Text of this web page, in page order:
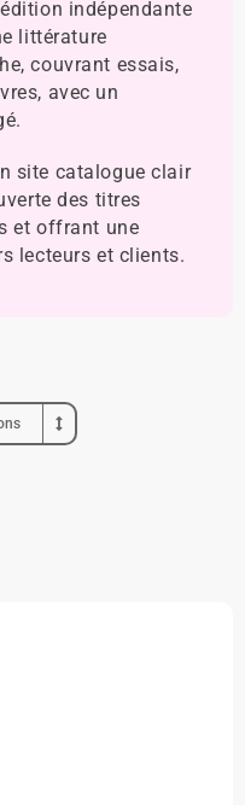
indépendante
littérature
couvrant essais,
avec un
site catalogue clair
des titres
et offrant une
lecteurs et clients.